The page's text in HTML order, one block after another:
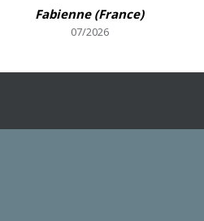
Fabienne (France)
07/2026